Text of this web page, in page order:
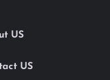
US
US